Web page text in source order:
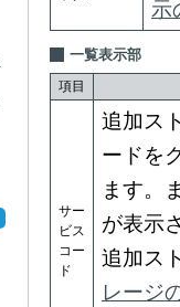
示
一覧表示部
項目
サー
ビス
コー
ド
追加ス
ードを
ます。
が表示
追加ス
レージ